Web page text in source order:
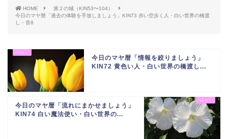
HOME
第２の城（KIN53〜104）
今日のマヤ暦「過去の体験を手放しましょう」KIN73 赤い空歩く人・白い世界の橋渡
し・音8
今日のマヤ暦「情報を絞りましょう」
KIN72 黄色い人・白い世界の橋渡し...
今日のマヤ暦「流れにまかせましょう」
KIN74 白い魔法使い・白い世界の...